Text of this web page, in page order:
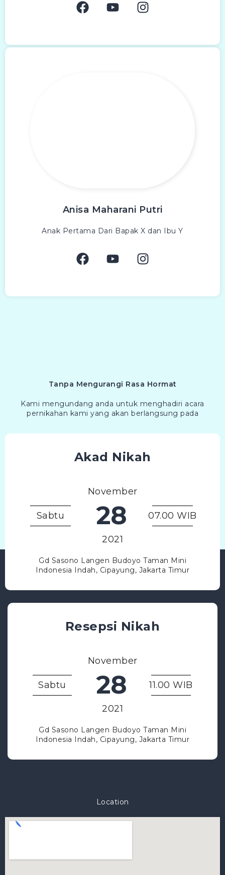
Anisa Maharani Putri
Anak Pertama Dari Bapak X dan Ibu Y
Tanpa Mengurangi Rasa Hormat
Kami mengundang anda untuk menghadiri acara
pernikahan kami yang akan berlangsung pada
Akad Nikah
November
Sabtu 28 07.00 WIB
2021
Gd Sasono Langen Budoyo Taman Mini
Indonesia Indah, Cipayung, Jakarta Timur
Resepsi Nikah
November
Sabtu 28 11.00 WIB
2021
Gd Sasono Langen Budoyo Taman Mini
Indonesia Indah, Cipayung, Jakarta Timur
Location